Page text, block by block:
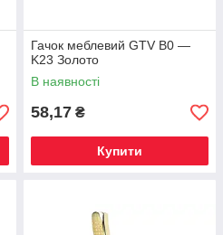
Гачок меблевий GTV B0 —
K23 Золото
В наявності
58,17 ₴
Купити